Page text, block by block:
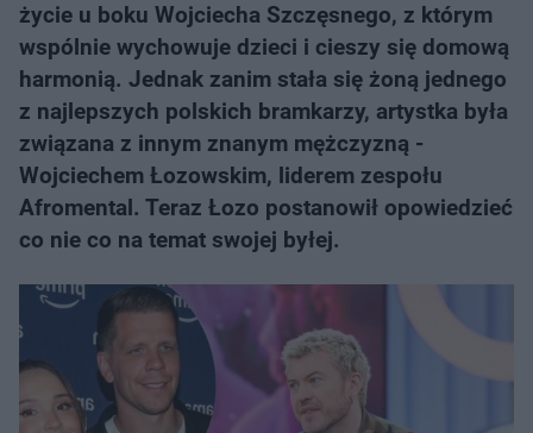
życie u boku Wojciecha Szczęsnego, z którym
wspólnie wychowuje dzieci i cieszy się domową
harmonią. Jednak zanim stała się żoną jednego
z najlepszych polskich bramkarzy, artystka była
związana z innym znanym mężczyzną -
Wojciechem Łozowskim, liderem zespołu
Afromental. Teraz Łozo postanowił opowiedzieć
co nie co na temat swojej byłej.